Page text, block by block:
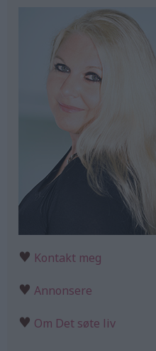
♥ Kontakt meg
♥ Annonsere
♥ Om Det søte liv